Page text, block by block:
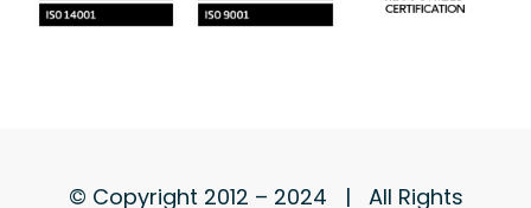
© Copyright 2012 – 2024 | All Rights